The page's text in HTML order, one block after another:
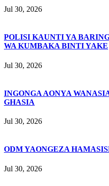
Jul 30, 2026
POLISI KAUNTI YA
WA KUMBAKA BINTI YAKE
Jul 30, 2026
INGONGA AONYA
GHASIA
Jul 30, 2026
ODM YAONGEZA
Jul 30, 2026